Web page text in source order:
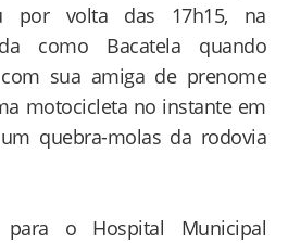
por volta das 17h15, na
como Bacatela quando
sua amiga de prenome
motocicleta no instante em
quebra-molas da rodovia
o Hospital Municipal